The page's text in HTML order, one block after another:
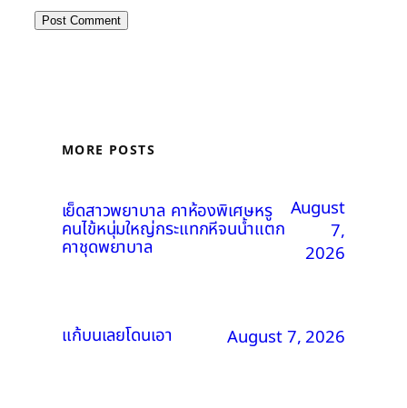
MORE POSTS
เย็ดสาวพยาบาล คาห้องพิเศษหรู
คนไข้หนุ่มใหญ่กระแทกหีจนน้ำแตก
คาชุดพยาบาล
August
7,
2026
แก้บนเลยโดนเอา August 7, 2026